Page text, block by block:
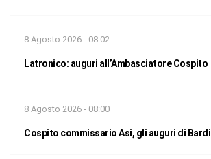
8 Agosto 2026 - 08:02
Latronico: auguri all’Ambasciatore Cospito
8 Agosto 2026 - 08:00
Cospito commissario Asi, gli auguri di Bardi